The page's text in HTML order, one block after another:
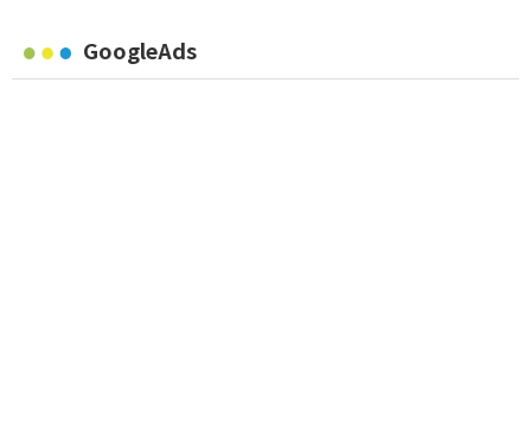
GoogleAds